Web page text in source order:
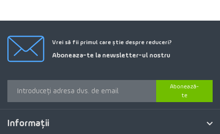
Vrei să fii primul care știe despre reduceri?
Aboneaza-te la newsletter-ul nostru
Abonează-
te
Informaţii